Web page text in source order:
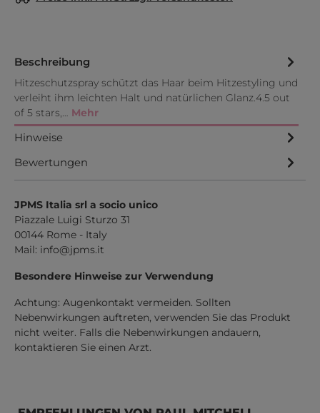
Beschreibung
Hitzeschutzspray schützt das Haar beim Hitzestyling und
verleiht ihm leichten Halt und natürlichen Glanz.4.5 out
of 5 stars,… Mehr
Hinweise
Bewertungen
JPMS Italia srl a socio unico
Piazzale Luigi Sturzo 31
00144 Rome - Italy
Mail: info@jpms.it
Besondere Hinweise zur Verwendung
Achtung: Augenkontakt vermeiden. Sollten
Nebenwirkungen auftreten, verwenden Sie das Produkt
nicht weiter. Falls die Nebenwirkungen andauern,
kontaktieren Sie einen Arzt.